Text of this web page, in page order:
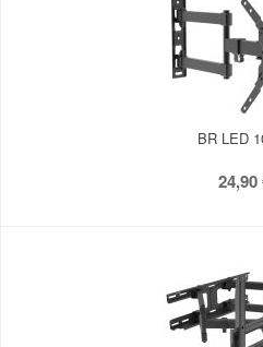
BR LED
24,90